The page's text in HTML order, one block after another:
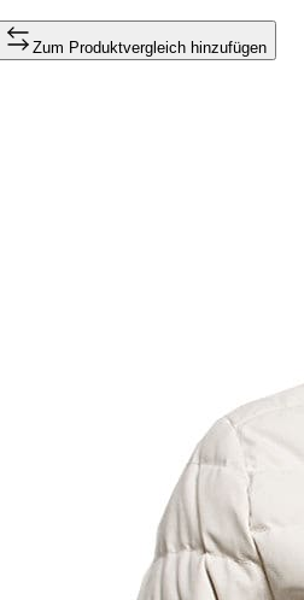
Zum Produktvergleich hinzufügen